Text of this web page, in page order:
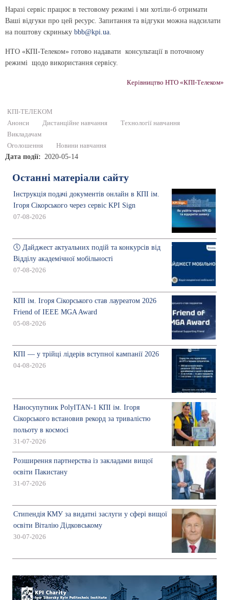
Наразі сервіс працює в тестовому режимі і ми хотіли-б отримати
Ваші відгуки про цей ресурс. Запитання та відгуки можна надсилати
на поштову скриньку bbb@kpi.ua
НТО «КПІ-Телеком» готово надавати консультації в поточному
режимі щодо використання сервісу.
Керівництво НТО «КПІ-Телеком»
КПІ-ТЕЛЕКОМ
Анонси
Дистанційне навчання
Технології навчання
Викладачам
Оголошення
Новини навчання
Дата події 2020-05-14
Останні матеріали сайту
Інструкція подачі документів онлайн в КПІ ім.
Ігоря Сікорського через сервіс KPI Sign
07-08-2026
🕔 Дайджест актуальних подій та конкурсів від
Відділу академічної мобільності
07-08-2026
КПІ ім. Ігоря Сікорського став лауреатом 2026
Friend of IEEE MGA Award
05-08-2026
КПІ — у трійці лідерів вступної кампанії 2026
04-08-2026
Наносупутник PolyITAN-1 КПІ ім. Ігоря
Сікорського встановив рекорд за тривалістю
польоту в космосі
31-07-2026
Розширення партнерства із закладами вищої
освіти Пакистану
31-07-2026
Стипендія КМУ за видатні заслуги у сфері вищої
освіти Віталію Дідковському
30-07-2026